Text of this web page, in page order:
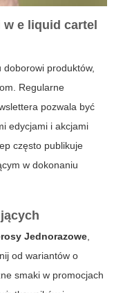
w e liquid cartel
produktów,
Regularne
pozwala być
edycjami i akcjami
często publikuje
w dokonaniu
Jednorazowe
od wariantów o
smaki w promocjach